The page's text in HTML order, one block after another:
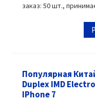
заказ: 50 шт.,
Популярная
Duplex IMD
IPhone 7